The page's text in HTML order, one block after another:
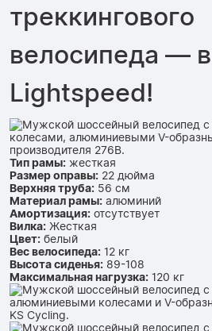
треккингового
велосипеда —
Lightspeed!
Тип рамы: жесткая
Размер оправы: 22 дюйма
Верхняя труба: 56 см
Материал рамы: алюминий
Амортизация: отсутствует
Вилка: Жесткая
Цвет: белый
Вес велосипеда: 12 кг
Высота сиденья: 89-108
Максимальная нагрузка: 120 кг